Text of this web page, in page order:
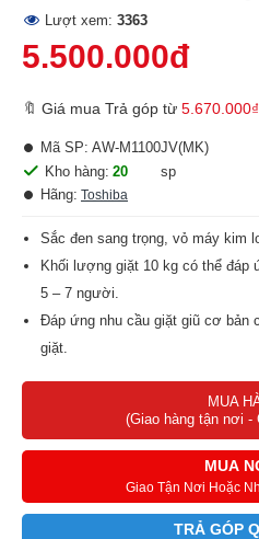
Lượt xem: 3363
5.500.000đ
🔖 Giá mua Trả góp từ 5.670.000₫
Kho hàng: 20
sp
Hãng: Toshiba
Mã SP: AW-M1100JV(MK)
Sắc đen sang trọng, vỏ máy kim
Khối lượng giặt 10 kg có thể đáp
5 – 7 người.
Đáp ứng nhu cầu giặt giũ cơ bản
giặt.
Tự động cân chỉnh lượng nước
Lồng giặt bằng thép không gỉ
quần áo tốt hơn.
Nắp máy giảm chấn hạn chế kẹt
MUA
(Giao hàng tận nơi -
MUA
Giao Tận Nơi Hoặc
TRẢ GÓP